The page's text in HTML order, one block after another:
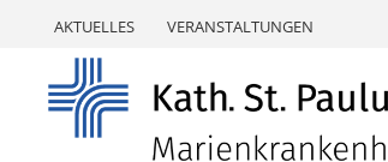
AKTUELLES VERANSTALTUNGEN